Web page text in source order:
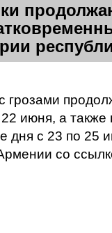
июня, а также
дня с 23 по 25
со